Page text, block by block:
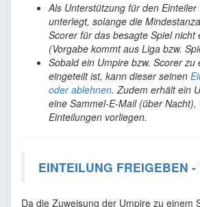
Als Unterstützung für den
unterlegt, solange die
Scorer für das besagte Spiel nicht
(Vorgabe kommt aus Liga bzw.
Sobald ein Umpire bzw. Scorer zu
eingeteilt ist, kann dieser seinen
oder ablehnen. Zudem erhält ein
eine Sammel-E-Mail (über Nacht),
Einteilungen vorliegen.
EINTEILUNG FREIGEBEN
Da die Zuweisung der Umpire zu einem